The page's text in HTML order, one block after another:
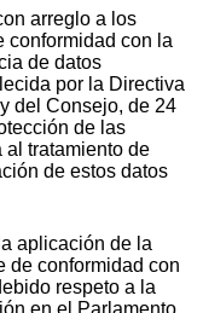
arreglo a los
conformidad con la
de datos
por la Directiva
del Consejo, de 24
de las
al tratamiento de
de estos datos
aplicación de la
de conformidad con
respeto a la